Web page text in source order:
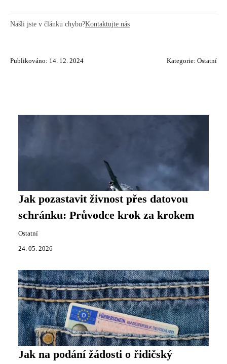
Našli jste v článku chybu?Kontaktujte nás
Publikováno: 14. 12. 2024 Kategorie: Ostatní
Jak pozastavit živnost přes datovou
schránku: Průvodce krok za krokem
Ostatní
24. 05. 2026
Jak na podání žádosti o řidičský